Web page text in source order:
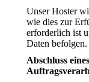
Unser Hoster
wie dies zur
erforderlich ist
Daten befolgen.
Abschluss